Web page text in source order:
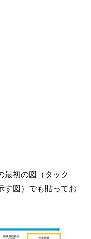
最初の図（タック
す図）でも貼ってお